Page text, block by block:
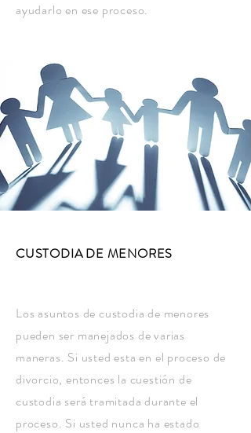
ayudarlo en ese proceso.
CUSTODIA DE MENORES
Los asuntos de custodia de menores
pueden ser manejados de varias
maneras. Si usted esta en el proceso de
divorcio, entonces la cuestión de
custodia será tramitada durante el
proceso. Si usted nunca ha estado